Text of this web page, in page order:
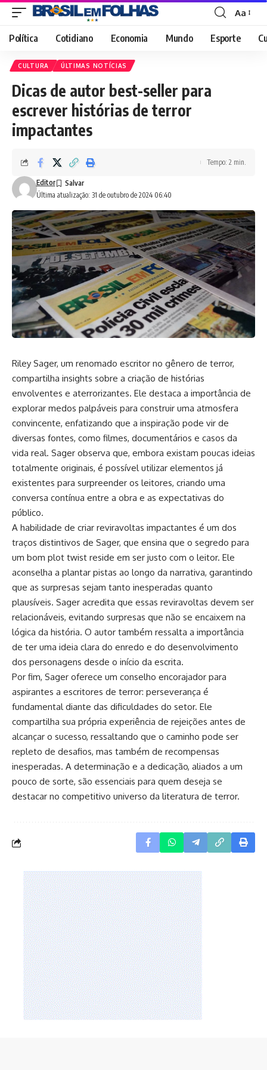
Font
Resizer
Aa
Política Cotidiano Economia Mundo Esporte
CULTURA ÚLTIMAS NOTÍCIAS
Dicas de autor best-seller para
escrever histórias de terror
impactantes
Última atualização: 31 de outubro de 2024 06:40
Editor
Tempo: 2 min.
Riley Sager, um renomado escritor no gênero de terror,
compartilha insights sobre a criação de histórias
envolventes e aterrorizantes. Ele destaca a importância de
explorar medos palpáveis para construir uma atmosfera
convincente, enfatizando que a inspiração pode vir de
diversas fontes, como filmes, documentários e casos da
vida real. Sager observa que, embora existam poucas ideias
totalmente originais, é possível utilizar elementos já
existentes para surpreender os leitores, criando uma
conversa contínua entre a obra e as expectativas do
público.
A habilidade de criar reviravoltas impactantes é um dos
traços distintivos de Sager, que ensina que o segredo para
um bom plot twist reside em ser justo com o leitor. Ele
aconselha a plantar pistas ao longo da narrativa, garantindo
que as surpresas sejam tanto inesperadas quanto
plausíveis. Sager acredita que essas reviravoltas devem ser
relacionáveis, evitando surpresas que não se encaixem na
lógica da história. O autor também ressalta a importância
de ter uma ideia clara do enredo e do desenvolvimento
dos personagens desde o início da escrita.
Por fim, Sager oferece um conselho encorajador para
aspirantes a escritores de terror: perseverança é
fundamental diante das dificuldades do setor. Ele
compartilha sua própria experiência de rejeições antes de
alcançar o sucesso, ressaltando que o caminho pode ser
repleto de desafios, mas também de recompensas
inesperadas. A determinação e a dedicação, aliados a um
pouco de sorte, são essenciais para quem deseja se
destacar no competitivo universo da literatura de terror.